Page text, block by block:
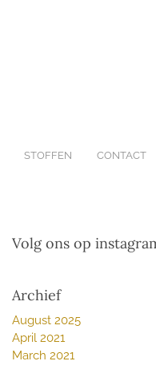
STOFFEN CONTACT
Volg ons op
Archief
August 2025
April 2021
March 2021